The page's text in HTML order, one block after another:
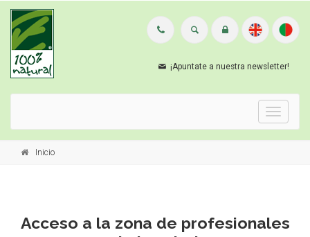
¡Apuntate a nuestra newsletter!
Menu
Inicio
Acceso a la zona de profesionales